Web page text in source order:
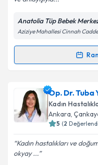
Anatolia Tüp Bebek
Aziziye Mahallesi Cinnah
Randevu
Op. Dr. Pınar
oluşturun. Size bu
takvim
Op. Dr. Tuba
Kadın
Ankara,
5 (2
Kadın hastalıkları ve
okyay ...